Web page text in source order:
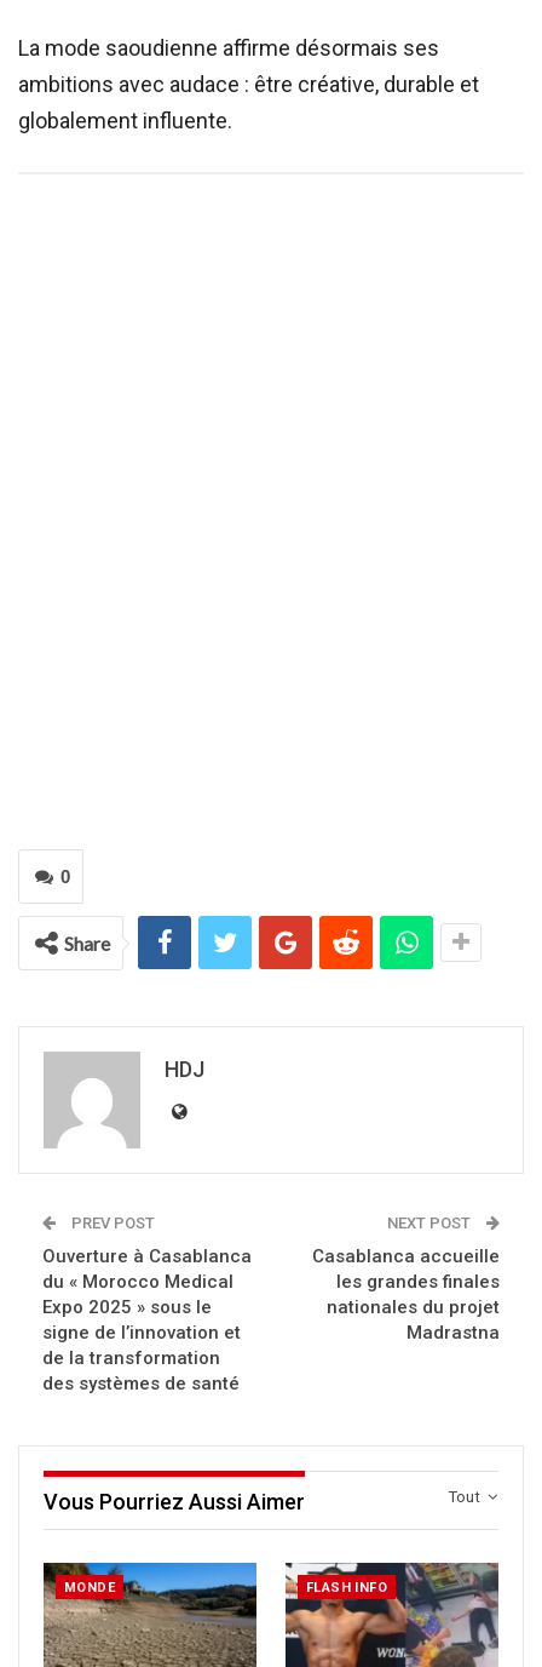
La mode saoudienne affirme désormais ses
ambitions avec audace : être créative, durable et
globalement influente.
0
Share
HDJ
PREV POST
Ouverture à Casablanca
du « Morocco Medical
Expo 2025 » sous le
signe de l’innovation et
de la transformation
des systèmes de santé
NEXT POST
Casablanca accueille
les grandes finales
nationales du projet
Madrastna
Tout
Vous Pourriez Aussi Aimer
MONDE FLASH INFO